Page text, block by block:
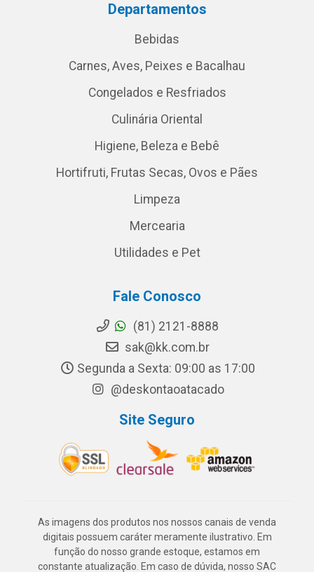
Departamentos
Bebidas
Carnes, Aves, Peixes e Bacalhau
Congelados e Resfriados
Culinária Oriental
Higiene, Beleza e Bebê
Hortifruti, Frutas Secas, Ovos e Pães
Limpeza
Mercearia
Utilidades e Pet
Fale Conosco
(81) 2121-8888
sak@kk.com.br
Segunda a Sexta: 09:00 as 17:00
@deskontaoatacado
Site Seguro
As imagens dos produtos nos nossos canais de venda
digitais possuem caráter meramente ilustrativo. Em
função do nosso grande estoque, estamos em
constante atualização. Em caso de dúvida, nosso SAC